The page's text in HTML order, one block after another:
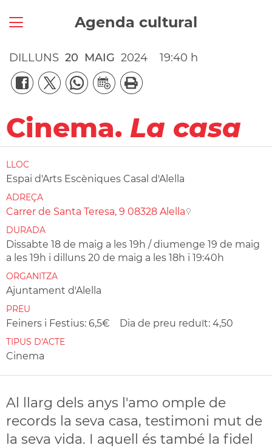
Agenda cultural
DILLUNS 20 MAIG 2024 19:40 h
Cinema. La casa
LLOC
Espai d'Arts Escèniques Casal d'Alella
ADREÇA
Carrer de Santa Teresa, 9 08328 Alella
DURADA
Dissabte 18 de maig a les 19h / diumenge 19 de maig
a les 19h i dilluns 20 de maig a les 18h i 19:40h
ORGANITZA
Ajuntament d'Alella
PREU
Feiners i Festius: 6,5€ Dia de preu reduït: 4,50
TIPUS D'ACTE
Cinema
Al llarg dels anys l'amo omple de
records la seva casa, testimoni mut de
la seva vida. I aquell és també la fidel